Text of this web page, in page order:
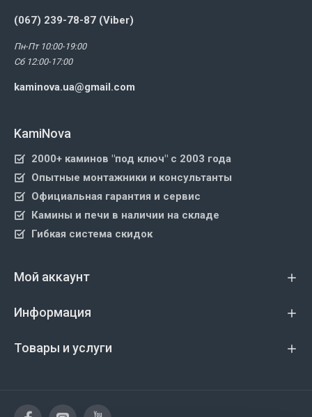
(067) 239-78-87 (Viber)
Пн-Пт 10:00-19:00
Сб 12:00-17:00
kaminova.ua@gmail.com
KamiNova
2000+ каминов "под ключ" с 2003 года
Опытные монтажники и консультанты
Официальная гарантия и сервис
Камины и печи в наличии на складе
Гибкая система скидок
Мой аккаунт
Информация
Товары и услуги